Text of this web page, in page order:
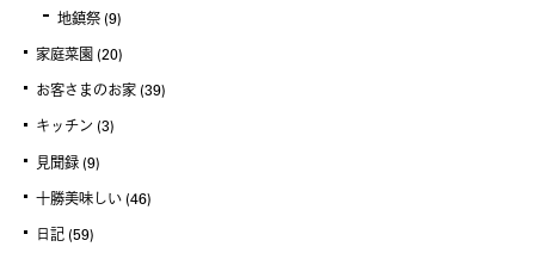
地鎮祭 (9)
家庭菜園 (20)
お客さまのお家 (39)
キッチン (3)
見聞録 (9)
十勝美味しい (46)
日記 (59)